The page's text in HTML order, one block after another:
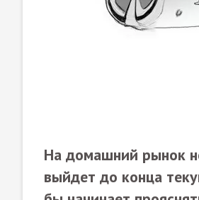
На домашний рынок
выйдет до конца